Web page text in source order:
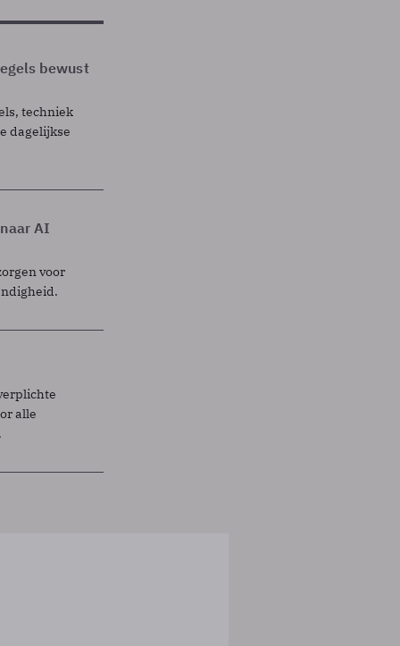
bewust
techniek
dagelijkse
AI
voor
alle